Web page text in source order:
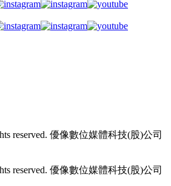
reserved. 優像數位媒體科技(股)公司
reserved. 優像數位媒體科技(股)公司